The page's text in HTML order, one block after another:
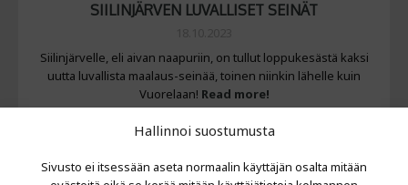
Hallinnoi suostumusta
Sivusto ei itsessään aseta normaalin käyttäjän osalta mitään
SIILINJÄRVEN LUVALLISET SEINÄT
Siilinjärvelle, eli aivan naapuriin, on tullut loppukesästä kaksi
uutta luvallista maalaus-seinää, toinen niinkin lähelle kuin
Vuorelaan! Read more!